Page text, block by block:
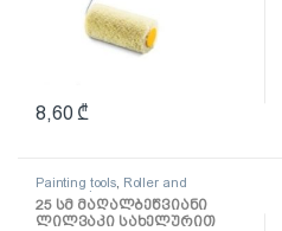
8,60 ₾
Painting tools
Roller and
accessories
25 სმ მაღალბეწვიანი
ლილვაკი სახელურით